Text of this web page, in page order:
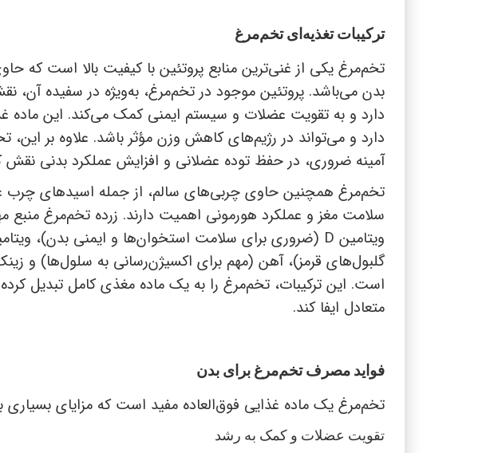
ترکیبات تغذیه‌ای تخم‌مرغ
تخم‌مرغ یکی از غنی‌ترین منابع پروتئین با کیفیت بالا است که
بدن می‌باشد. پروتئین موجود در تخم‌مرغ، به‌ویژه در سفیده
دارد و به تقویت عضلات و سیستم ایمنی کمک می‌کند. این
دارد و می‌تواند در رژیم‌های کاهش وزن مؤثر باشد. علاوه بر
آمینه ضروری، در حفظ توده عضلانی و افزایش عملکرد بدنی نقش
تخم‌مرغ همچنین حاوی چربی‌های سالم، از جمله اسیدهای چرب
سلامت مغز و عملکرد هورمونی اهمیت دارند. زرده تخم‌مرغ منبع
ویتامین D (ضروری برای سلامت استخوان‌ها و ایمنی بدن)،
گلبول‌های قرمز)، آهن (مهم برای اکسیژن‌رسانی به سلول‌ها) و
است. این ترکیبات، تخم‌مرغ را به یک ماده مغذی کامل تبدیل
متعادل ایفا کند.
فواید مصرف تخم‌مرغ برای بدن
تخم‌مرغ یک ماده غذایی فوق‌العاده مفید است که مزایای بسیاری
تقویت عضلات و کمک به رشد